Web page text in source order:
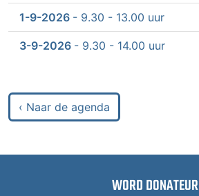
1-9-2026 - 9.30 - 13.00 uur
3-9-2026 - 9.30 - 14.00 uur
‹ Naar de agenda
WORD DONATEUR